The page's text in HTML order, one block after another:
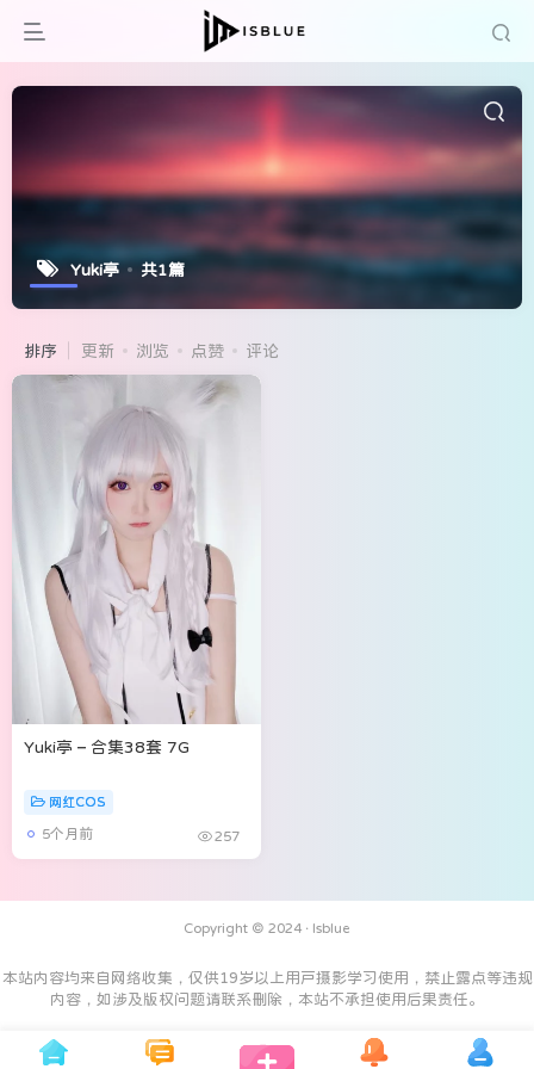
Yuki亭 共1篇
排序 更新 浏览 点赞 评论
Yuki亭 – 合集38套 7G
网红COS
5个月前 257
Copyright © 2024 · Isblue
本站内容均来自网络收集，仅供19岁以上用户摄影学习使用，禁止露点等违规
内容，如涉及版权问题请联系删除，本站不承担使用后果责任。